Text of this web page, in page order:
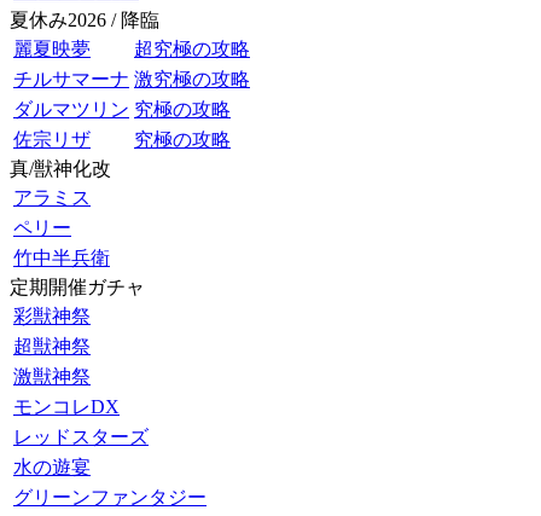
夏休み2026 / 降臨
麗夏映夢
超究極の攻略
チルサマーナ 激究極の攻略
ダルマツリン 究極の攻略
佐宗リザ
究極の攻略
真/獣神化改
アラミス
ペリー
竹中半兵衛
定期開催ガチャ
彩獣神祭
超獣神祭
激獣神祭
モンコレDX
レッドスターズ
水の遊宴
グリーンファンタジー